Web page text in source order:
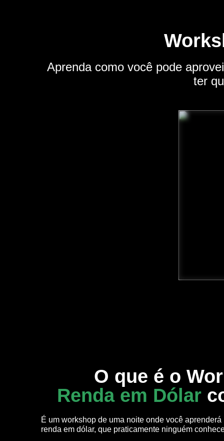
Aprenda como você pode
ter
O que é o
Renda em Dólar
É um workshop de uma noite onde você
renda em dólar, que praticamente ninguém